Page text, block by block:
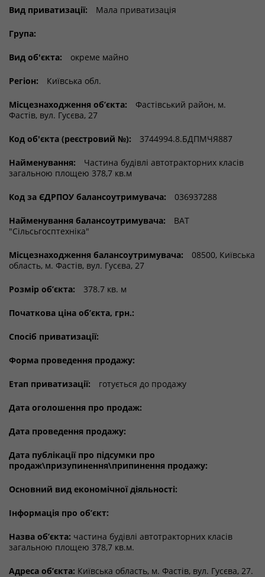
Вид приватизації: Мала приватизація
Група:
Вид об'єкта: окреме майно
Регіон: Київська обл.
Місцезнаходження об’єкта:
Фастівський район, м.
Фастів, вул. Гусєва, 27
Код об'єкта (реєстровий №): 3744994.8.БДПМЧЯ887
Найменування:
Частина будівлі автотракторних класів
загальною площею 378,7 кв.м
Код за ЄДРПОУ балансоутримувача: 036937288
Найменування балансоутримувача:
ВАТ
"Сільсьгосптехніка"
Місцезнаходження балансоутримувача:
08500, Київська
область, м. Фастів, вул. Гусєва, 27
Розмір об’єкта: 378.7 кв. м
Початкова ціна об’єкта, грн.:
Спосіб приватизації:
Форма проведення продажу:
Етап приватизації: готується до продажу
Дата оголошення про продаж:
Дата проведення продажу:
Дата публікації про підсумки про
продаж\призупинення\припинення продажу:
Основний вид економічної діяльності:
Інформація про об’єкт:
Назва об’єкта: частина будівлі автотракторних класів
загальною площею 378,7 кв.м.
Адреса об’єкта: Київська область, м. Фастів, вул. Гусєва, 27.